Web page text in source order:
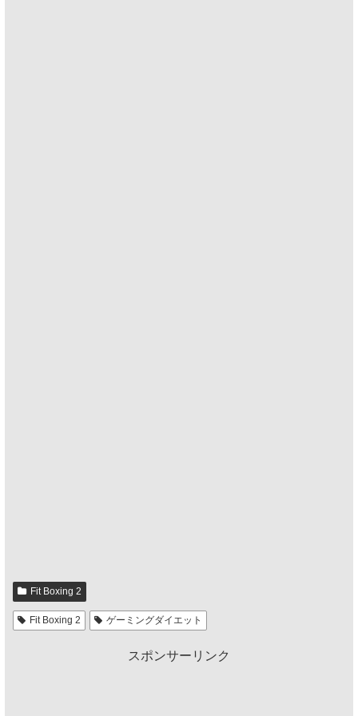
Fit Boxing 2
Fit Boxing 2 ゲーミングダイエット
スポンサーリンク